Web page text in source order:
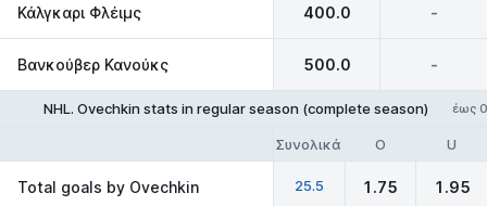
Κάλγκαρι Φλέιμς 400.0 -
Βανκούβερ Κανούκς 500.0 -
NHL. Ovechkin stats in regular season (complete season) έως
Συνολικά O U
Total goals by Ovechkin 25.5 1.75 1.95